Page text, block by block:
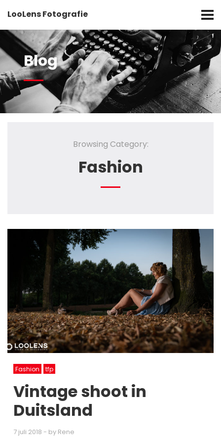
LooLens Fotografie
Blog
Browsing Category:
Fashion
Fashion tfp
Vintage shoot in
Duitsland
7 juli 2018 - by Rene